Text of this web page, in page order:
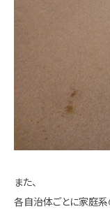
また、
各自治体ごとに家庭